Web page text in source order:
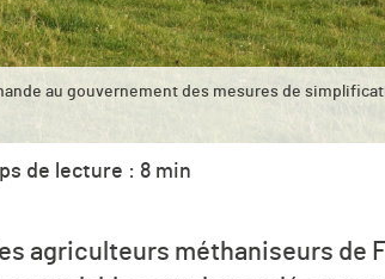
au gouvernement des mesures de
de lecture : 8 min
agriculteurs méthaniseurs de